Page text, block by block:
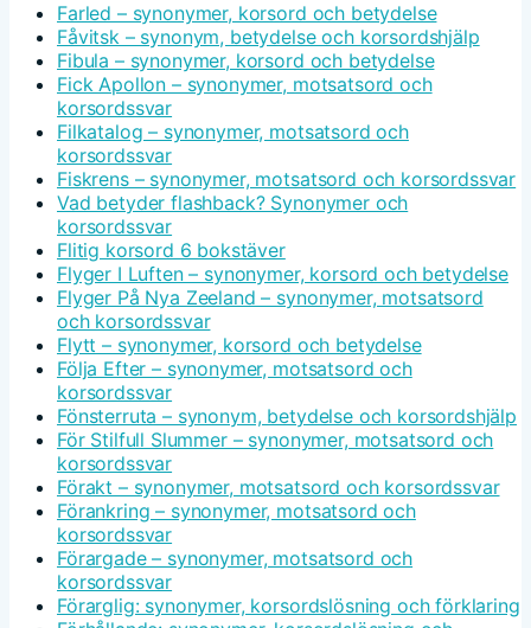
Farled – synonymer, korsord och betydelse
Fåvitsk – synonym, betydelse och korsordshjälp
Fibula – synonymer, korsord och betydelse
Fick Apollon – synonymer, motsatsord och
korsordssvar
Filkatalog – synonymer, motsatsord och
korsordssvar
Fiskrens – synonymer, motsatsord och korsordssvar
Vad betyder flashback? Synonymer och
korsordssvar
Flitig korsord 6 bokstäver
Flyger I Luften – synonymer, korsord och betydelse
Flyger På Nya Zeeland – synonymer, motsatsord
och korsordssvar
Flytt – synonymer, korsord och betydelse
Följa Efter – synonymer, motsatsord och
korsordssvar
Fönsterruta – synonym, betydelse och korsordshjälp
För Stilfull Slummer – synonymer, motsatsord och
korsordssvar
Förakt – synonymer, motsatsord och korsordssvar
Förankring – synonymer, motsatsord och
korsordssvar
Förargade – synonymer, motsatsord och
korsordssvar
Förarglig: synonymer, korsordslösning och förklaring